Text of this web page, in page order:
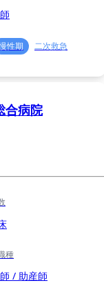
性期
二次救急
合病院
種
/ 助産師